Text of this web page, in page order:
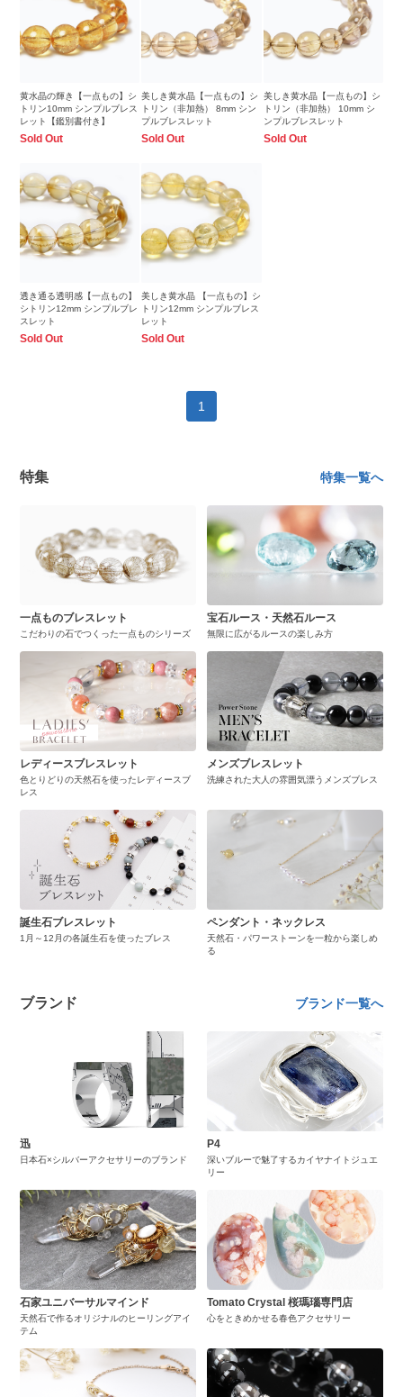
黄水晶の輝き【一点もの】シ
トリン10mm シンプルブレス
レット【鑑別書付き】
Sold Out
美しき黄水晶【一点もの】シ
トリン（非加熱） 8mm シン
プルブレスレット
Sold Out
美しき黄水晶【一点もの】シ
トリン（非加熱） 10mm シ
ンプルブレスレット
Sold Out
透き通る透明感【一点もの】
シトリン12mm シンプルブレ
スレット
Sold Out
美しき黄水晶 【一点もの】シ
トリン12mm シンプルブレス
レット
Sold Out
1
特集 特集一覧へ
一点ものブレスレット
こだわりの石でつくった一点ものシリーズ
宝石ルース・天然石ルース
無限に広がるルースの楽しみ方
レディースブレスレット
色とりどりの天然石を使ったレディースブ
レス
メンズブレスレット
洗練された大人の雰囲気漂うメンズブレス
誕生石ブレスレット
1月～12月の各誕生石を使ったブレス
ペンダント・ネックレス
天然石・パワーストーンを一粒から楽しめ
る
ブランド ブランド一覧へ
迅
日本石×シルバーアクセサリーのブランド
P4
深いブルーで魅了するカイヤナイトジュエ
リー
石家ユニバーサルマインド
天然石で作るオリジナルのヒーリングアイ
テム
Tomato Crystal 桜瑪瑙専門店
心をときめかせる春色アクセサリー